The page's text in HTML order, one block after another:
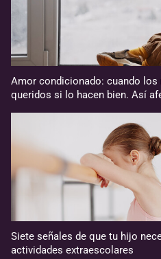
Amor condicionado: cuando
queridos si lo hacen bien. Así
Siete señales de que tu hijo
actividades extraescolares